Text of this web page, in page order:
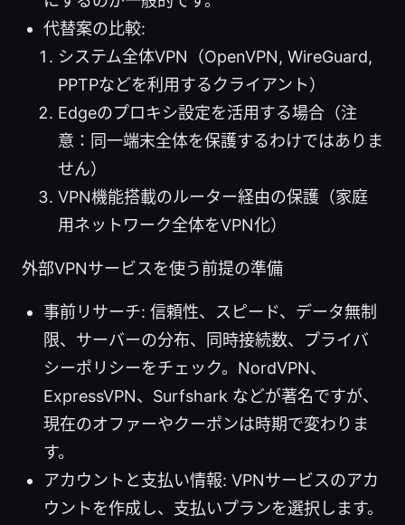
代替案の比較:
システム全体VPN（OpenVPN, WireGuard,
PPTPなどを利用するクライアント）
Edgeのプロキシ設定を活用する場合（注
意：同一端末全体を保護するわけではありま
せん）
VPN機能搭載のルーター経由の保護（家庭
用ネットワーク全体をVPN化）
外部VPNサービスを使う前提の準備
事前リサーチ: 信頼性、スピード、データ無制
限、サーバーの分布、同時接続数、プライバ
シーポリシーをチェック。NordVPN、
ExpressVPN、Surfshark などが著名ですが、
現在のオファーやクーポンは時期で変わりま
す。
アカウントと支払い情報: VPNサービスのアカ
ウントを作成し、支払いプランを選択します。